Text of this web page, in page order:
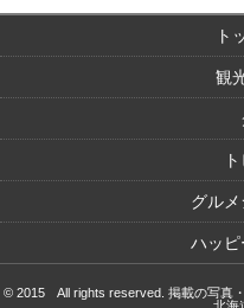
ト
観
グル
ハッピ
© 2015 All rights reserved. 掲載の写真